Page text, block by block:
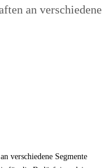
an verschiedene
verschiedene Segmente